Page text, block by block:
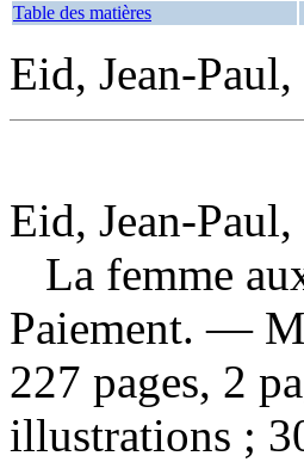
Table des matières
Eid, Jean-
Eid, Jean-
La femme
Paiement. —
227 pages, 2
illustrations ;